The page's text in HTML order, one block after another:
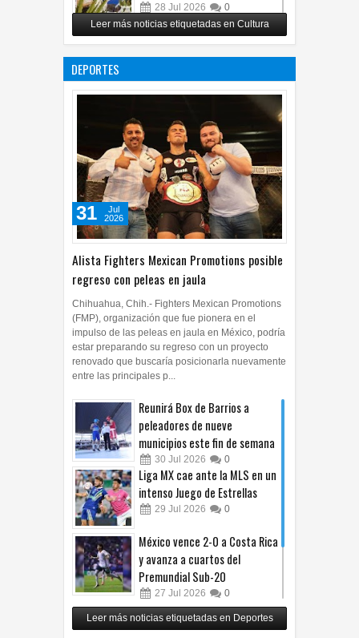
28 Jul 2026 0
Impulsa UPCH creatividad y
lectura con taller de mini
27 Jul 2026 0
Leer más noticias etiquetadas en Cultura
DEPORTES
Alista Fighters Mexican Promotions posible
regreso con peleas en jaula
31
Jul
2026
Chihuahua, Chih.- Fighters Mexican Promotions
(FMP), organización que fue pionera en el
impulso de las peleas en jaula en México, podría
estar preparando su regreso con un proyecto
renovado que buscaría posicionarla nuevamente
entre las principales p...
Reunirá Box de Barrios a
peleadores de nueve
municipios este fin de semana
30 Jul 2026 0
Liga MX cae ante la MLS en un
intenso Juego de Estrellas
29 Jul 2026 0
México vence 2-0 a Costa Rica
y avanza a cuartos del
Premundial Sub-20
27 Jul 2026 0
Cruz Azul arrolla a Toluca y
gana su cuarto trofeo de
Leer más noticias etiquetadas en Deportes